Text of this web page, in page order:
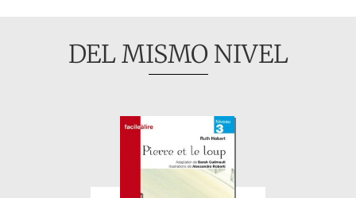
DEL MISMO NIVEL